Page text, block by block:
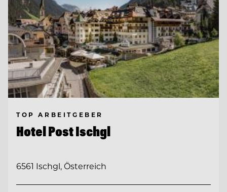
TOP ARBEITGEBER
Hotel Post Ischgl
6561 Ischgl, Österreich